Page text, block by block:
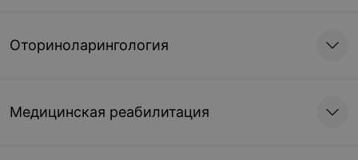
Оториноларингология
Медицинская реабилитация